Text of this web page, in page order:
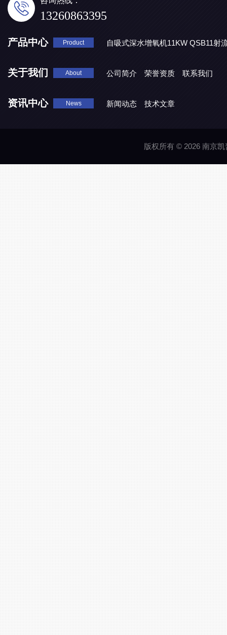
13260863395
产品中心 Product
自吸式深水增氧机11KW QSB11射
关于我们 About 公司简介 荣誉资质 联系我们
资讯中心 News 新闻动态 技术文章
版权所有 © 2026 南京